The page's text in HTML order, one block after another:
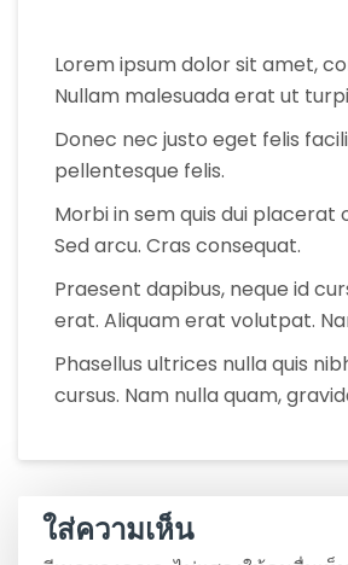
Lorem ipsum dolor sit amet,
Nullam malesuada erat ut
Donec nec justo eget felis
pellentesque felis.
Morbi in sem quis dui placerat
Sed arcu. Cras consequat.
Praesent dapibus, neque id
erat. Aliquam erat volutpat.
Phasellus ultrices nulla quis
cursus. Nam nulla quam,
ใส่ความเห็น